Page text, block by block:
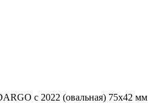
с 2022 (овальная) 75х42 мм